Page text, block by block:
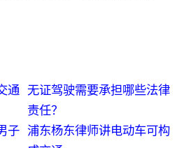
通 无证驾驶需要承担哪些法律
责任？
子 浦东杨东律师讲电动车可构